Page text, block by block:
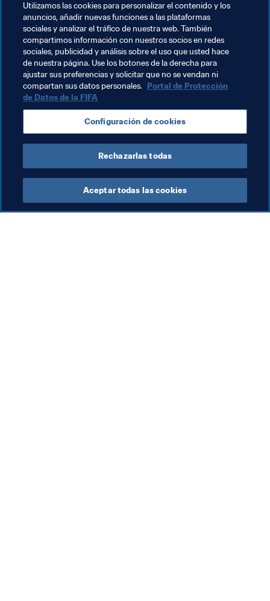
de la FIFA. Y esté seguro que lo tiene en cuenta. "Ahora
quiero más: deseo ser goleador, mejor jugador y
campeón".
Temas relacionados
Competiciones Brazil Mozambique CAF
CONMEBOL
Utilizamos las cookies para personalizar el contenido y los
anuncios, añadir nuevas funciones a las plataformas
sociales y analizar el tráfico de nuestra web. También
compartimos información con nuestros socios en redes
sociales, publicidad y análisis sobre el uso que usted hace
de nuestra página. Use los botones de la derecha para
ajustar sus preferencias y solicitar que no se vendan ni
compartan sus datos personales. Portal de Protección
de Datos de la FIFA
Configuración de cookies
Rechazarlas todas
Aceptar todas las cookies